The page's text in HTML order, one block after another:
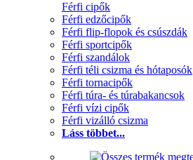
Férfi cipők
Férfi edzőcipők
Férfi flip-flopok és csúszdák
Férfi sportcipők
Férfi szandálok
Férfi téli csizma és hótaposók
Férfi tornacipők
Férfi túra- és túrabakancsok
Férfi vízi cipők
Férfi vizálló csizma
Láss többet...